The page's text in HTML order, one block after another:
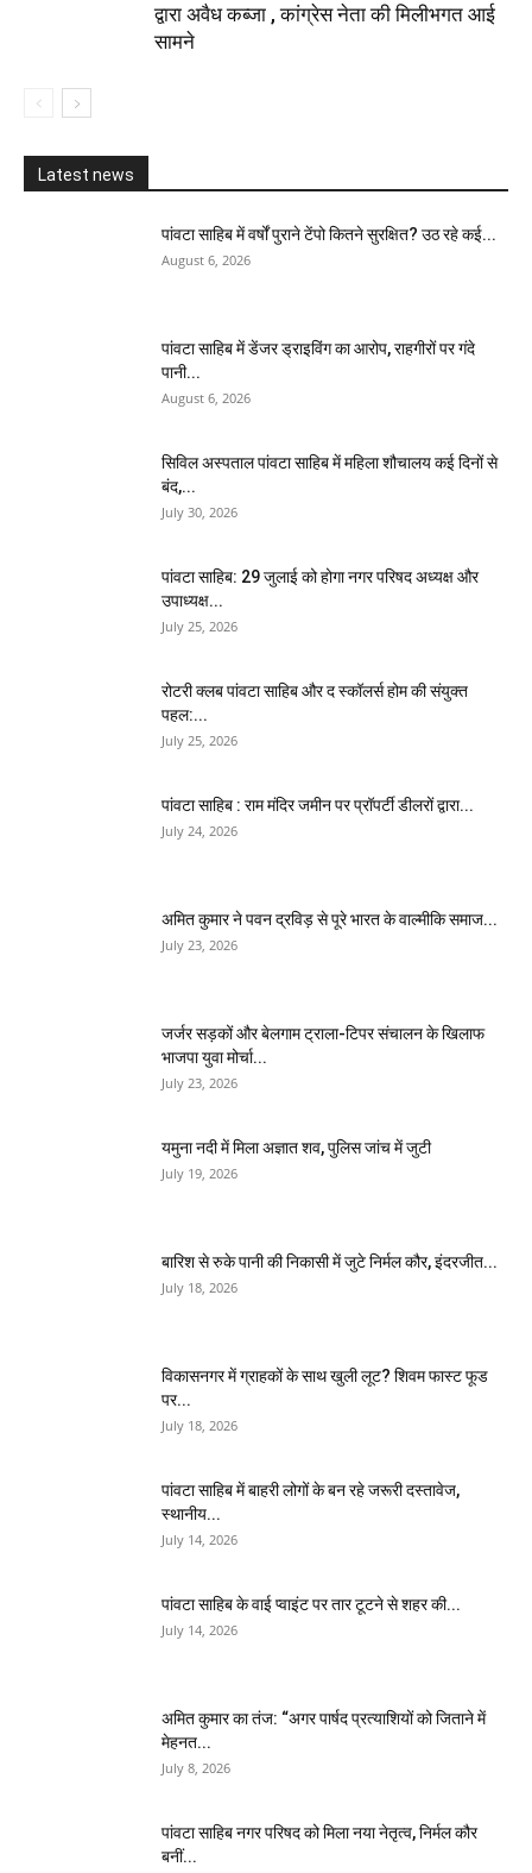
द्वारा अवैध कब्जा , कांग्रेस नेता की मिलीभगत आई
सामने
Latest news
पांवटा साहिब में वर्षों पुराने टेंपो कितने सुरक्षित? उठ रहे कई...
August 6, 2026
पांवटा साहिब में डेंजर ड्राइविंग का आरोप, राहगीरों पर गंदे
पानी...
August 6, 2026
सिविल अस्पताल पांवटा साहिब में महिला शौचालय कई दिनों से
बंद,...
July 30, 2026
पांवटा साहिब: 29 जुलाई को होगा नगर परिषद अध्यक्ष और
उपाध्यक्ष...
July 25, 2026
​रोटरी क्लब पांवटा साहिब और द स्कॉलर्स होम की संयुक्त
पहल:...
July 25, 2026
पांवटा साहिब : राम मंदिर जमीन पर प्रॉपर्टी डीलरों द्वारा...
July 24, 2026
अमित कुमार ने पवन द्रविड़ से पूरे भारत के वाल्मीकि समाज...
July 23, 2026
जर्जर सड़कों और बेलगाम ट्राला-टिपर संचालन के खिलाफ
भाजपा युवा मोर्चा...
July 23, 2026
यमुना नदी में मिला अज्ञात शव, पुलिस जांच में जुटी
July 19, 2026
बारिश से रुके पानी की निकासी में जुटे निर्मल कौर, इंदरजीत...
July 18, 2026
विकासनगर में ग्राहकों के साथ खुली लूट? शिवम फास्ट फूड
पर...
July 18, 2026
पांवटा साहिब में बाहरी लोगों के बन रहे जरूरी दस्तावेज,
स्थानीय...
July 14, 2026
पांवटा साहिब के वाई प्वाइंट पर तार टूटने से शहर की...
July 14, 2026
अमित कुमार का तंज: “अगर पार्षद प्रत्याशियों को जिताने में
मेहनत...
July 8, 2026
पांवटा साहिब नगर परिषद को मिला नया नेतृत्व, निर्मल कौर
बनीं...